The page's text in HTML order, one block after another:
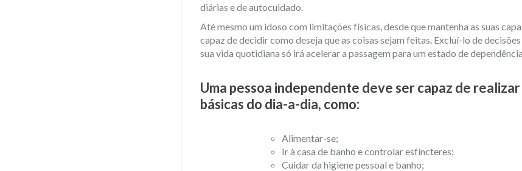
diárias e de autocuidado.
Até mesmo um idoso com limitações físicas, desde que mantenha as suas
capaz de decidir como deseja que as coisas sejam feitas. Excluí-lo de
sua vida quotidiana só irá acelerar a passagem para um estado de
​Uma pessoa independente deve ser capaz de
básicas do dia-a-dia, como:
Alimentar-se;
Ir à casa de banho e controlar esfíncteres;
Cuidar da higiene pessoal e banho;